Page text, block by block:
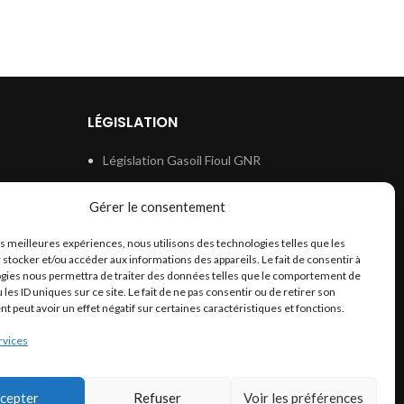
Gérer le consentement
meilleures expériences, nous utilisons des technologies telles que les
et/ou accéder aux informations des appareils. Le fait de consentir à
nous permettra de traiter des données telles que le comportement de
les ID uniques sur ce site. Le fait de ne pas consentir ou de retirer son
peut avoir un effet négatif sur certaines caractéristiques et fonctions.
Refuser Voir les préférences
LÉGISLATION
Législation Gasoil Fioul GNR
Législation Eau
Législation Lubrifiant
Législation Phytosanitaire